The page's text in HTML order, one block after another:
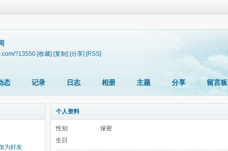
?13550 [收藏] [复制] [分享] [RSS]
态 记录 日志 相册 主题 分享 留言板
为好友
个人资料
性别
保密
生日